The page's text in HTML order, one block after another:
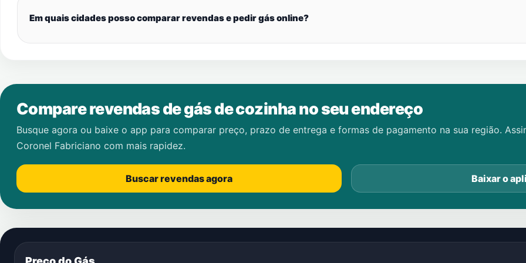
Em quais cidades posso comparar revendas e pedir gás online?
Compare revendas de gás de cozinha no seu endereço
Busque agora ou baixe o app para comparar preço, prazo de entrega e formas de pagamento na sua região.
Coronel Fabriciano com mais rapidez.
Buscar revendas agora Baixar o